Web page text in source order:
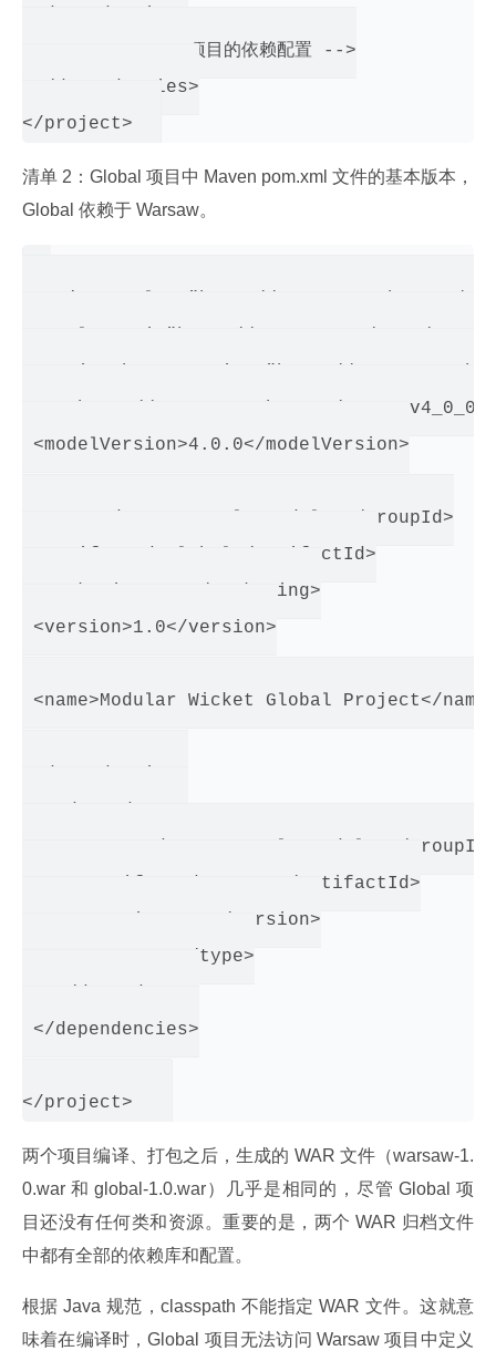
   <!-- Warsaw 项目的依赖配置 -->
</dependencies>
清单 2：Global 项目中 Maven pom.xml 文件的基本版本，
Global 依赖于 Warsaw。
http://maven.apache.org/maven-
<modelVersion>4.0.0</modelVersion>
<groupId>com.example.modular</groupId>
<artifactId>global</artifactId>
<packaging>war</packaging>
<version>1.0</version>
<name>Modular Wicket Global Project</
<groupId>com.example.modular</
     <artifactId>warsaw</artifactId>
     <version>1.0</version>
     <type>war</type>
</dependencies>
两个项目编译、打包之后，生成的 WAR 文件（warsaw-1.
0.war 和 global-1.0.war）几乎是相同的，尽管 Global 项
目还没有任何类和资源。重要的是，两个 WAR 归档文件
中都有全部的依赖库和配置。
根据 Java 规范，classpath 不能指定 WAR 文件。这就意
味着在编译时，Global 项目无法访问 Warsaw 项目中定义